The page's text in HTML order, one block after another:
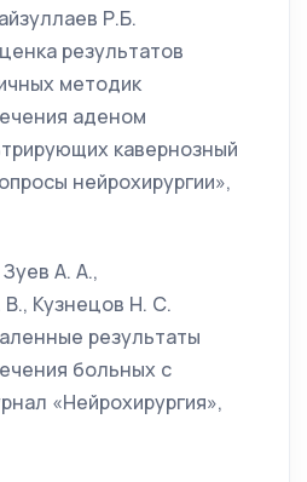
Р.Б.
результатов
методик
аденом
кавернозный
нейрохирургии»,
А. А.,
Кузнецов Н. С.
результаты
больных с
«Нейрохирургия»,